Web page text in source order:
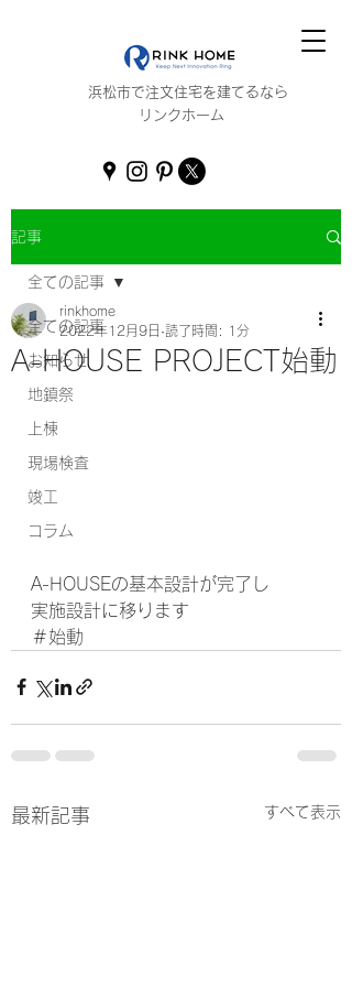
浜松市で注文住宅を建てるなら
リンクホーム
記事
全ての記事
お知らせ
地鎮祭
上棟
現場検査
竣工
コラム
全ての記事
A-HOUSE PROJECT始動
rinkhome
2022年12月9日 読了時間: 1分
A-HOUSEの基本設計が完了し
実施設計に移ります
＃始動
最新記事 すべて表示